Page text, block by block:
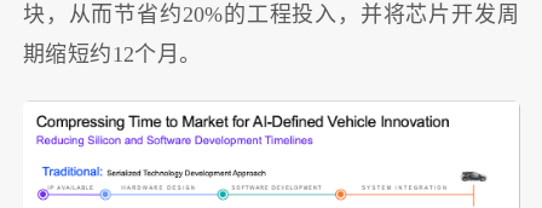
块，从而节省约20%的工程投入，并将芯片开发周
期缩短约12个月。